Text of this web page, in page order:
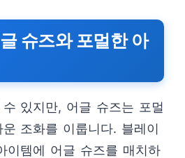
슈즈와 포멀한 아
있지만, 어글 슈즈는 포멀
조화를 이룹니다. 블레이
이템에 어글 슈즈를 매치하